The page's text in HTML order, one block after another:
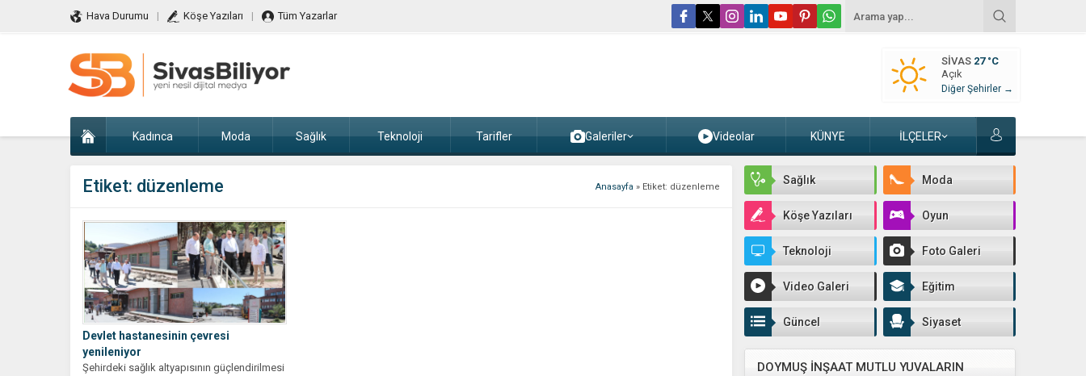
Hava Durumu Köşe Yazıları Tüm Yazarlar
SIVAS 27 °C
Açık
Diğer Şehirler →
Kadınca Moda Sağlık Teknoloji Tarifler Galeriler Videolar KÜNYE İLÇELER
Anasayfa » Etiket: düzenleme
Etiket: düzenleme
Devlet hastanesinin çevresi
yenileniyor
Şehirdeki sağlık altyapısının güçlendirilmesi
Sağlık Moda
Köşe Yazıları Oyun
Teknoloji Foto Galeri
Video Galeri Eğitim
Güncel Siyaset
DOYMUŞ İNŞAAT MUTLU YUVALARIN